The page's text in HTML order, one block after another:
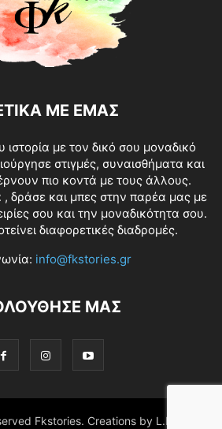
ΜΕ ΕΜΑΣ
ιστορία με τον δικό σου μοναδικό
στιγμές, συναισθήματα και
πιο κοντά με τους άλλους.
, δράσε και μπες στην παρέα μας με
σου και την μοναδικότητα σου.
διαφορετικές διαδρομές.
info@fkstories.gr
ΜΑΣ
Fkstories. Creations by L.K